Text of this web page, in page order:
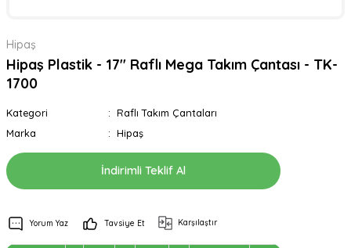
Hipaş
Hipaş Plastik - 17'' Raflı Mega Takım Çantası - TK-
1700
Kategori
Raflı Takım Çantaları
Marka
Hipaş
İndirimli Teklif Al
Yorum Yaz Tavsiye Et Karşılaştır